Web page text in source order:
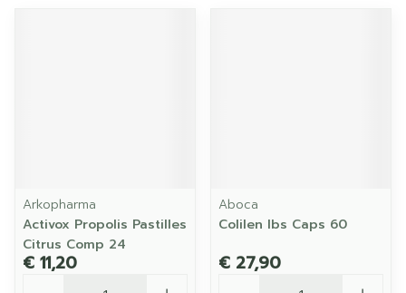
Arkopharma
Activox Propolis Pastilles
Citrus Comp 24
€ 11,20
Aboca
Colilen Ibs Caps 60
€ 27,90